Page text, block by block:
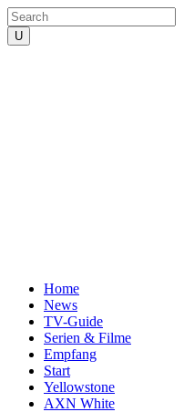
Home
News
TV-Guide
Serien & Filme
Empfang
Start
Yellowstone
AXN White